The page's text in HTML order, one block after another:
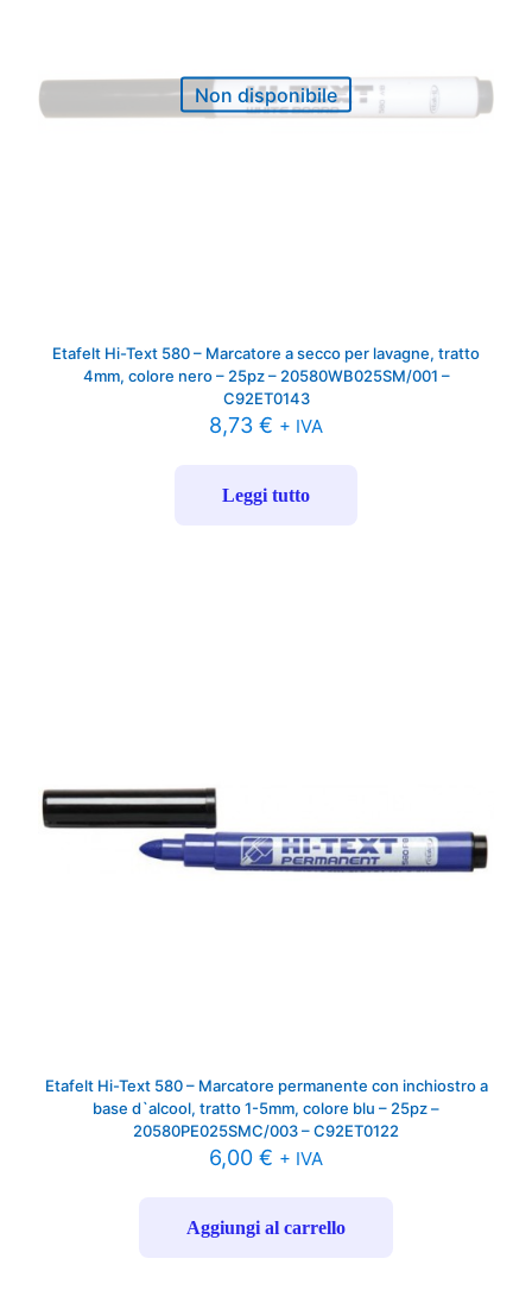
Non disponibile
Etafelt Hi-Text 580 – Marcatore a secco per lavagne, tratto
4mm, colore nero – 25pz – 20580WB025SM/001 –
C92ET0143
8,73 € + IVA
Leggi tutto
Etafelt Hi-Text 580 – Marcatore permanente con inchiostro a
base d`alcool, tratto 1-5mm, colore blu – 25pz –
20580PE025SMC/003 – C92ET0122
6,00 € + IVA
Aggiungi al carrello